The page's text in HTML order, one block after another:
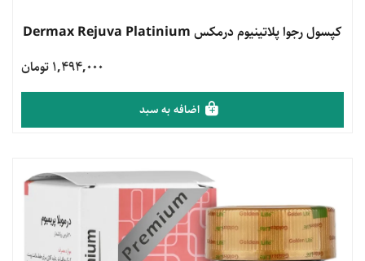
مشاهده محصول
کپسول رجوا پلاتینیوم درمکس Dermax Rejuva Platinium
1,494,000 تومان
اضافه به سبد